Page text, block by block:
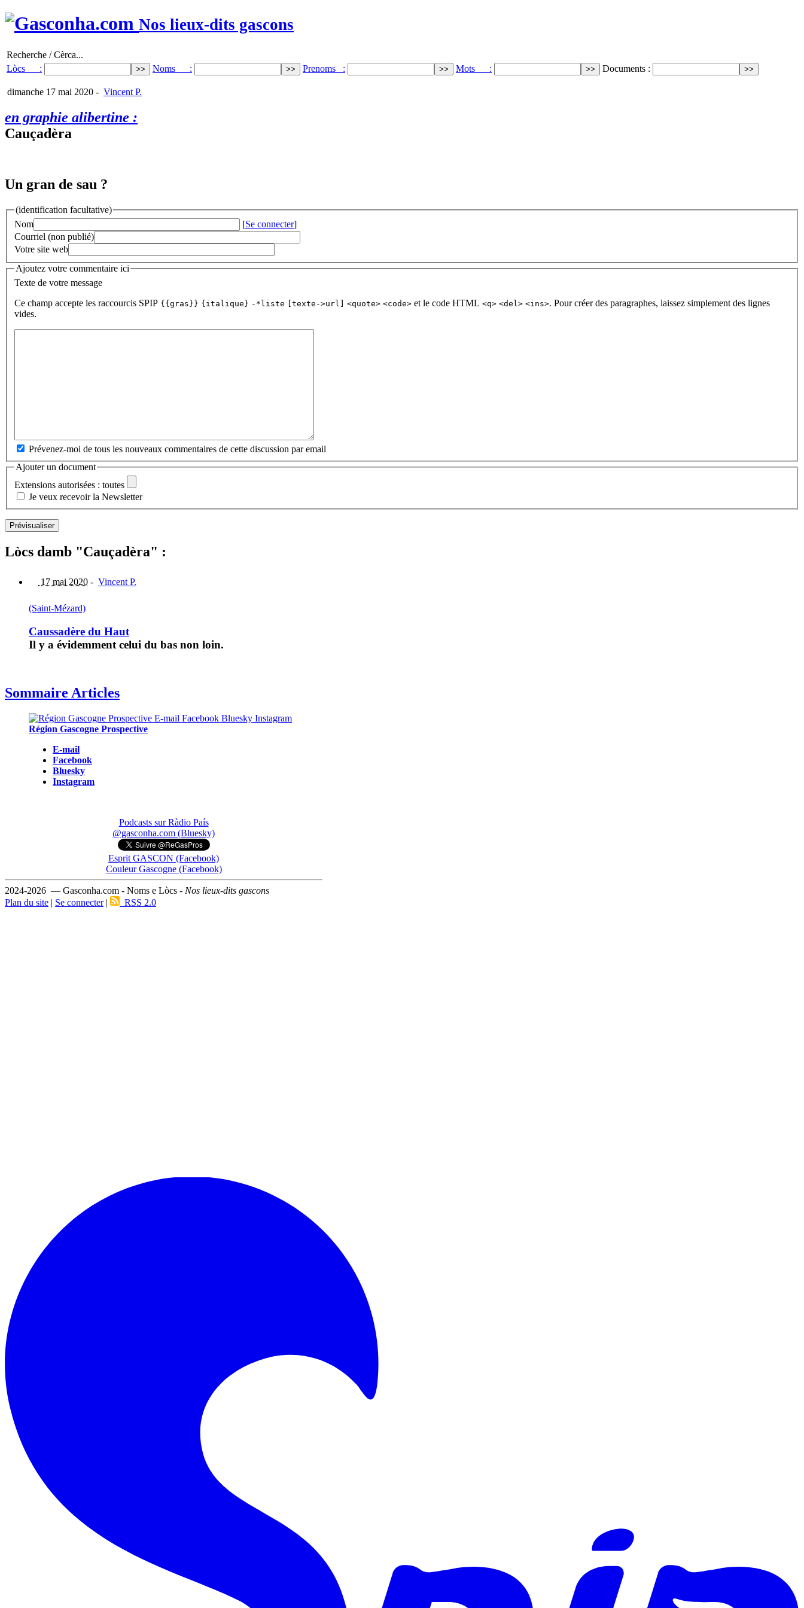
Nos lieux-dits gascons
Recherche / Cèrca...
Lòcs :
Noms : Prenoms : Mots : Documents :
dimanche 17 mai 2020 - Vincent P.
en graphie alibertine :
Cauçadèra
Un gran de sau ?
(identification facultative)
Nom
[Se connecter]
Courriel (non publié)
Votre site web
Ajoutez votre commentaire ici
Texte de votre message
Ce champ accepte les raccourcis SPIP {{gras}} {italique} -*liste [texte->url] <quote> <code> et le code HTML <q> <del> <ins>. Pour créer des paragraphes, laissez simplement des lignes
vides.
Prévenez-moi de tous les nouveaux commentaires de cette discussion par email
Ajouter un document
Extensions autorisées : toutes
Je veux recevoir la Newsletter
Lòcs damb "Cauçadèra" :
17 mai 2020 - Vincent P.
(Saint-Mézard)
Caussadère du Haut
Il y a évidemment celui du bas non loin.
Sommaire Articles
Région Gascogne Prospective
E-mail
Facebook
Bluesky
Instagram
Podcasts sur Ràdio País
@gasconha.com (Bluesky)
Esprit GASCON (Facebook)
Couleur Gascogne (Facebook)
2024-2026 — Gasconha.com - Noms e Lòcs - Nos lieux-dits gascons
Plan du site | Se connecter| RSS 2.0